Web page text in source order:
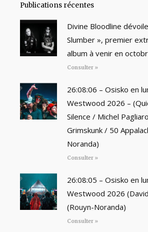
Publications récentes
Divine Bloodline
Slumber », premier
album à venir en
Consulter »
26:08:06 – Osisko en
Westwood 2026 –
Silence / Michel
Grimskunk / 50
Noranda)
Consulter »
26:08:05 – Osisko en
Westwood 2026
(Rouyn-Noranda)
Consulter »